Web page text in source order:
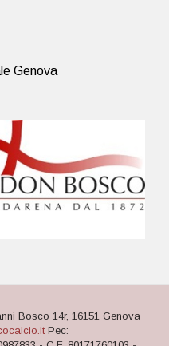
Genova
Bosco 14r, 16151 Genova
Pec: